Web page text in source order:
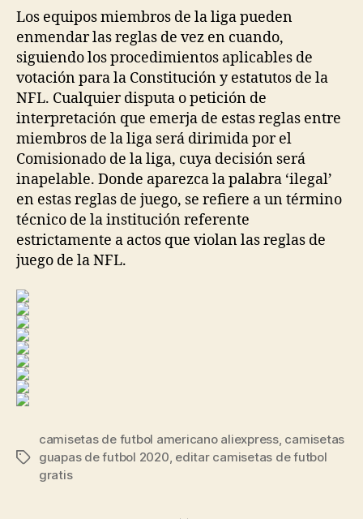
Los equipos miembros de la liga pueden
enmendar las reglas de vez en cuando,
siguiendo los procedimientos aplicables de
votación para la Constitución y estatutos de la
NFL. Cualquier disputa o petición de
interpretación que emerja de estas reglas entre
miembros de la liga será dirimida por el
Comisionado de la liga, cuya decisión será
inapelable. Donde aparezca la palabra ‘ilegal’
en estas reglas de juego, se refiere a un término
técnico de la institución referente
estrictamente a actos que violan las reglas de
juego de la NFL.
Etiquetas
camisetas de futbol americano aliexpress, camisetas
guapas de futbol 2020 editar camisetas de futbol
gratis